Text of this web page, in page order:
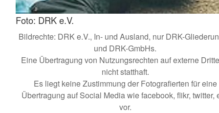
Foto: DRK e.V.
Bildrechte: DRK e.V., In- und Ausland, nur DRK-
und DRK-GmbHs.
Eine Übertragung von Nutzungsrechten auf externe
nicht statthaft.
Es liegt keine Zustimmung der Fotografierten für eine
Übertragung auf Social Media wie facebook, flikr, twitter,
vor.